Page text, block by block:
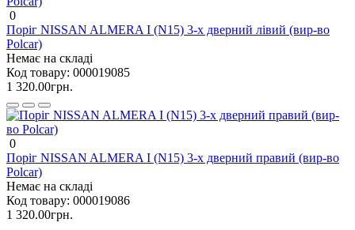
0
Поріг NISSAN ALMERA I (N15) 3-х дверний лівий (вир-во
Polcar)
Немає на складі
Код товару: 000019085
1 320.00грн.
0
Поріг NISSAN ALMERA I (N15) 3-х дверний правий (вир-во
Polcar)
Немає на складі
Код товару: 000019086
1 320.00грн.